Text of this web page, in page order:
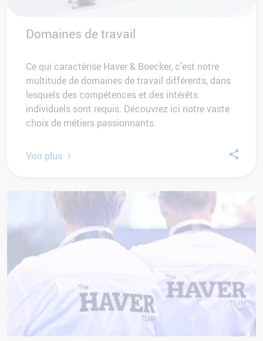
Domaines de travail
Ce qui caractérise Haver & Boecker, c'est notre
multitude de domaines de travail différents, dans
lesquels des compétences et des intérêts
individuels sont requis. Découvrez ici notre vaste
choix de métiers passionnants.
Voir plus